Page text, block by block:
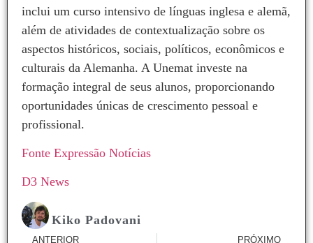
inclui um curso intensivo de línguas inglesa e alemã,
além de atividades de contextualização sobre os
aspectos históricos, sociais, políticos, econômicos e
culturais da Alemanha. A Unemat investe na
formação integral de seus alunos, proporcionando
oportunidades únicas de crescimento pessoal e
profissional.
Fonte Expressão Notícias
D3 News
Kiko Padovani
ANTERIOR PRÓXIMO